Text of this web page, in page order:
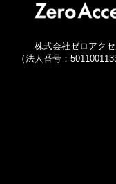
8月7日
スパ最強候補ラン
クレジットカー
【2026年8月最
株式会社ゼロアク
（法人番号：